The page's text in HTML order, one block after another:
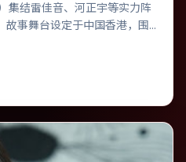
集结雷佳音、河正宇等实力阵
事舞台设定于中国香港，围
配乐与色彩高度服务于主